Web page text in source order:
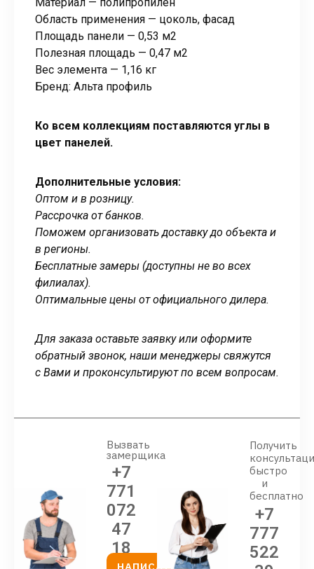
Область применения — цоколь, фасад
Площадь панели — 0,53 м2
Полезная площадь — 0,47 м2
Вес элемента — 1,16 кг
Бренд: Альта профиль
Ко всем коллекциям поставляются углы в
цвет панелей.
Дополнительные условия:
Оптом и в розницу.
Рассрочка от банков.
Поможем организовать доставку до объекта и
в регионы.
Бесплатные замеры (доступны не во всех
филиалах).
Оптимальные цены от официального дилера.
Для заказа оставьте заявку или оформите
обратный звонок, наши менеджеры свяжутся
с Вами и проконсультируют по всем вопросам.
Вызвать
замерщика
+7
771
072
47
18
Получить
быстро
и
бесплатно
+7
777
522